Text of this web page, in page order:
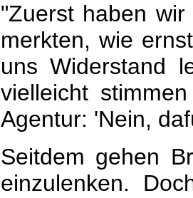
"Zuerst haben
merkten, wie
uns Widerstand
vielleicht
Agentur: 'Nein,
Seitdem gehen
einzulenken.